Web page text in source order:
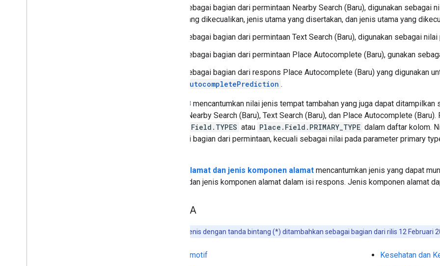
Sebagai bagian dari permintaan Nearby Search (Baru), digunakan sebagai
yang dikecualikan, jenis utama yang disertakan, dan jenis utama yang
Sebagai bagian dari permintaan Text Search (Baru), digunakan sebagai
Sebagai bagian dari permintaan Place Autocomplete (Baru), gunakan
Sebagai bagian dari respons Place Autocomplete (Baru) yang digunakan
AutocompletePrediction .
Tabel B mencantumkan nilai jenis tempat tambahan yang juga dapat
(Baru), Nearby Search (Baru), Text Search (Baru), dan Place Autocomplete
Place.Field.TYPES atau Place.Field.PRIMARY_TYPE dalam daftar kolom.
sebagai bagian dari permintaan, kecuali sebagai nilai pada parameter primary
Jenis alamat dan jenis komponen alamat mencantumkan jenis yang dapat
alamat dan jenis komponen alamat dalam isi respons. Jenis komponen alamat
Tabel A
Jenis dengan tanda bintang (*) ditambahkan sebagai bagian dari rilis 12 Februari
Otomotif
Kesehatan dan